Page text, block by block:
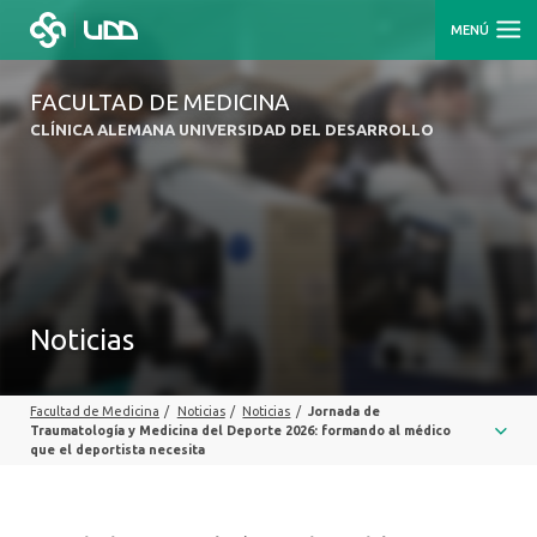
MENÚ
FACULTAD DE MEDICINA
CLÍNICA ALEMANA UNIVERSIDAD DEL DESARROLLO
Noticias
Facultad de Medicina / Noticias / Noticias / Jornada de
Traumatología y Medicina del Deporte 2026: formando al médico
que el deportista necesita